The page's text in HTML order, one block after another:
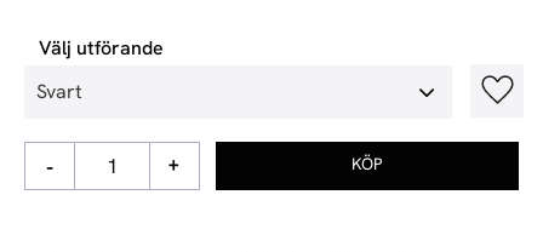
Välj utförande
+
-